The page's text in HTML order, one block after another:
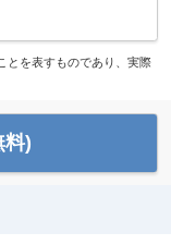
とを表すものであり、実際
料)